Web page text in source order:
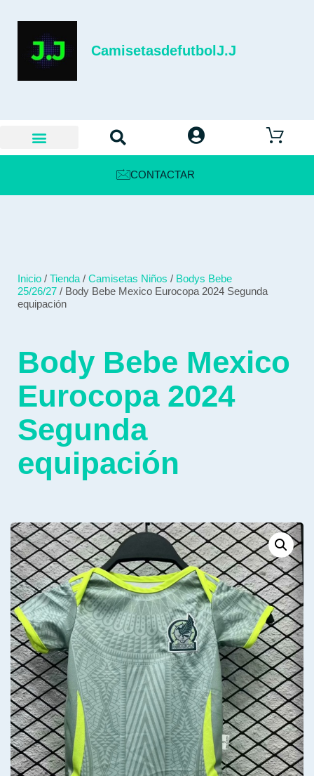
CamisetasdefutbolJ.J
CONTACTAR
Inicio / Tienda / Camisetas Niños / Bodys Bebe
25/26/27 / Body Bebe Mexico Eurocopa 2024 Segunda
equipación
Body Bebe Mexico
Eurocopa 2024
Segunda
equipación